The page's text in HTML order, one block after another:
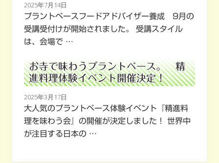
2025年7月14日
プラントベースフードアドバイザー養成 9月の
受講受付けが開始されました。 受講スタイル
は、会場で …
お寺で味わうプラントベース。 精
進料理体験イベント開催決定！
2025年3月17日
大人気のプラントベース体験イベント『精進料
理を味わう会』の開催が決定しました！ 世界中
が注目する日本の …